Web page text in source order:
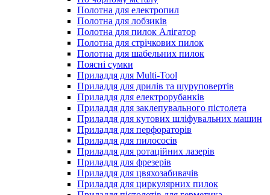
Полотна для електропил
Полотна для лобзиків
Полотна для пилок Алігатор
Полотна для стрічкових пилок
Полотна для шабельних пилок
Поясні сумки
Приладдя для Multi-Tool
Приладдя для дрилів та шуруповертів
Приладдя для електрорубанків
Приладдя для заклепувального пістолета
Приладдя для кутових шліфувальних машин
Приладдя для перфораторів
Приладдя для пилососів
Приладдя для ротаційних лазерів
Приладдя для фрезерів
Приладдя для цвяхозабивачів
Приладдя для циркулярних пилок